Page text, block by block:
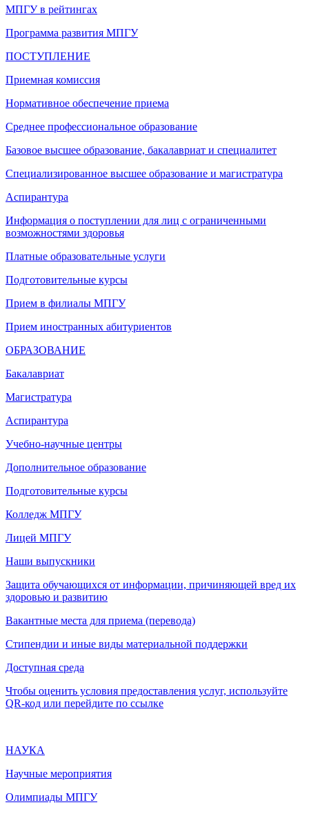
МПГУ в рейтингах
Программа развития МПГУ
ПОСТУПЛЕНИЕ
Приемная комиссия
Нормативное обеспечение приема
Среднее профессиональное образование
Базовое высшее образование, бакалавриат и специалитет
Специализированное высшее образование и магистратура
Аспирантура
Информация о поступлении для лиц с ограниченными
возможностями здоровья
Платные образовательные услуги
Подготовительные курсы
Прием в филиалы МПГУ
Прием иностранных абитуриентов
ОБРАЗОВАНИЕ
Бакалавриат
Магистратура
Аспирантура
Учебно-научные центры
Дополнительное образование
Подготовительные курсы
Колледж МПГУ
Лицей МПГУ
Наши выпускники
Защита обучающихся от информации, причиняющей вред их
здоровью и развитию
Вакантные места для приема (перевода)
Стипендии и иные виды материальной поддержки
Доступная среда
Чтобы оценить условия предоставления услуг, используйте
QR-код или перейдите по ссылке
НАУКА
Научные мероприятия
Олимпиады МПГУ